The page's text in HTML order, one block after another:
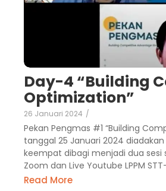
Day-4 “Building
Optimization”
26 Januari 2024 /
Pekan Pengmas #1 “Building
tanggal 25 Januari 2024
keempat dibagi menjadi dua sesi
Zoom dan Live Youtube LPPM
Read More